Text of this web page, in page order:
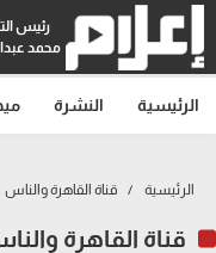
رئيس
محمد
الرئيسية النشرة
الرئيسية قناة القاهرة والناس
قناة القاهرة